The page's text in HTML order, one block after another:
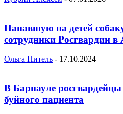
Напавшую на детей
сотрудники Росгвардии в
Ольга Питель - 17.10.2024
В Барнауле росгвардейцы
буйного пациента